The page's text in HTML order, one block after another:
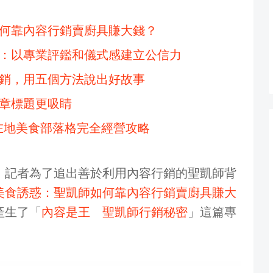
靠內容行銷賣廚具賺大錢？
以專業評鑑和儀式感建立公信力
，用五個方法說出好故事
標題更吸睛
美食部落格完全經營攻略
記者為了追出善於利用內容行銷的聖凱師背
食誘惑：聖凱師如何靠內容行銷賣廚具賺大
生了「內容是王 聖凱師行銷秘密」這篇專